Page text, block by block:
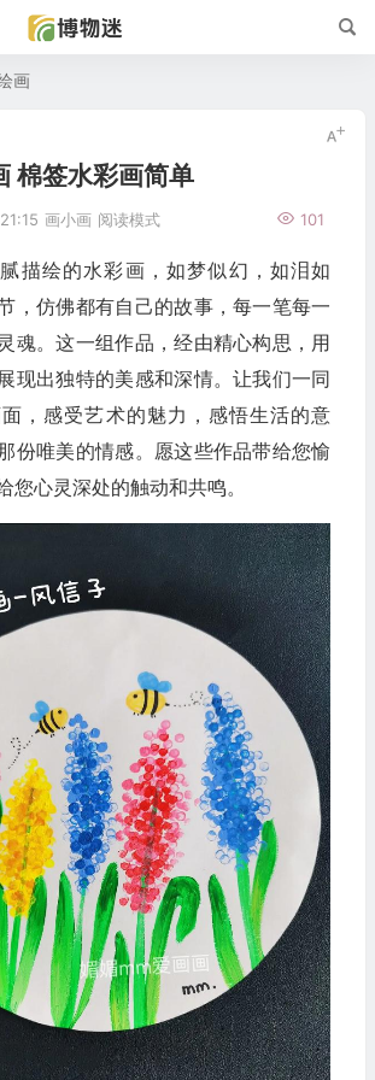
画
棉签水彩画简单
画小画 101
阅读模式
描绘的水彩画，如梦似幻，如泪如
，仿佛都有自己的故事，每一笔每一
魂。这一组作品，经由精心构思，用
现出独特的美感和深情。让我们一同
，感受艺术的魅力，感悟生活的意
份唯美的情感。愿这些作品带给您愉
您心灵深处的触动和共鸣。